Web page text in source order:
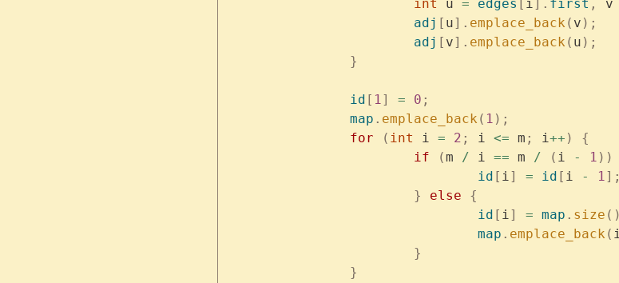
			int
u = edges [ i]. first , v
			adj
[ u]. emplace_back ( v );
			adj
[ v]. emplace_back ( u );
		}
		id
[ 1] = 0 ;
		map
. emplace_back ( 1 );
		for
( int i = 2 ; i <= m ; i++ )
{
			if
(m / i == m / ( i - 1 ))
				id
[ i] = id [ i - 1];
			}
else {
				id
[ i] = map . size
				map
. emplace_back (
			}
		}